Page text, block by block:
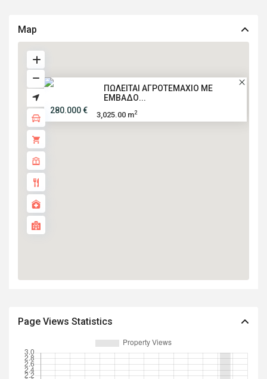
Map
ΠΩΛΕΙΤΑΙ ΑΓΡΟΤΕΜΑΧΙΟ ΜΕ
ΕΜΒΑΔΟ...
280.000 €
3,025.00 m2
Page Views Statistics